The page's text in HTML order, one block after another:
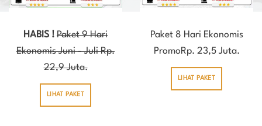
HABIS ! Paket 9 Hari
Ekonomis Juni - Juli Rp.
22,9 Juta.
LIHAT PAKET
Paket 8 Hari Ekonomis
PromoRp. 23,5 Juta.
LIHAT PAKET